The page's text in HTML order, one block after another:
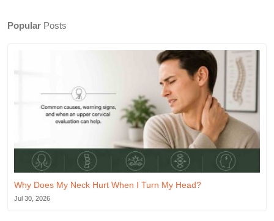
Popular Posts
Why Does My Neck Hurt When I Turn My Head?
Jul 30, 2026